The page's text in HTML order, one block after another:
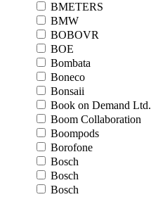
BMETERS
BMW
BOBOVR
BOE
Bombata
Boneco
Bonsaii
Book on Demand Ltd.
Boom Collaboration
Boompods
Borofone
Bosch
Bosch
Bosch